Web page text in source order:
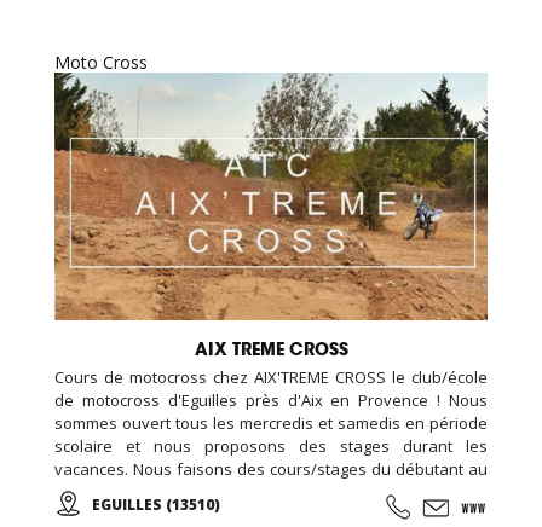
Moto Cross
AIX TREME CROSS
Cours de motocross chez AIX'TREME CROSS le club/école
de motocross d'Eguilles près d'Aix en Provence ! Nous
sommes ouvert tous les mercredis et samedis en période
scolaire et nous proposons des stages durant les
vacances. Nous faisons des cours/stages du débutant au
confirmé. Nous accueillons aussi bien des enfants, des
adultes et des groupes. Contactez-nous !
EGUILLES (13510)